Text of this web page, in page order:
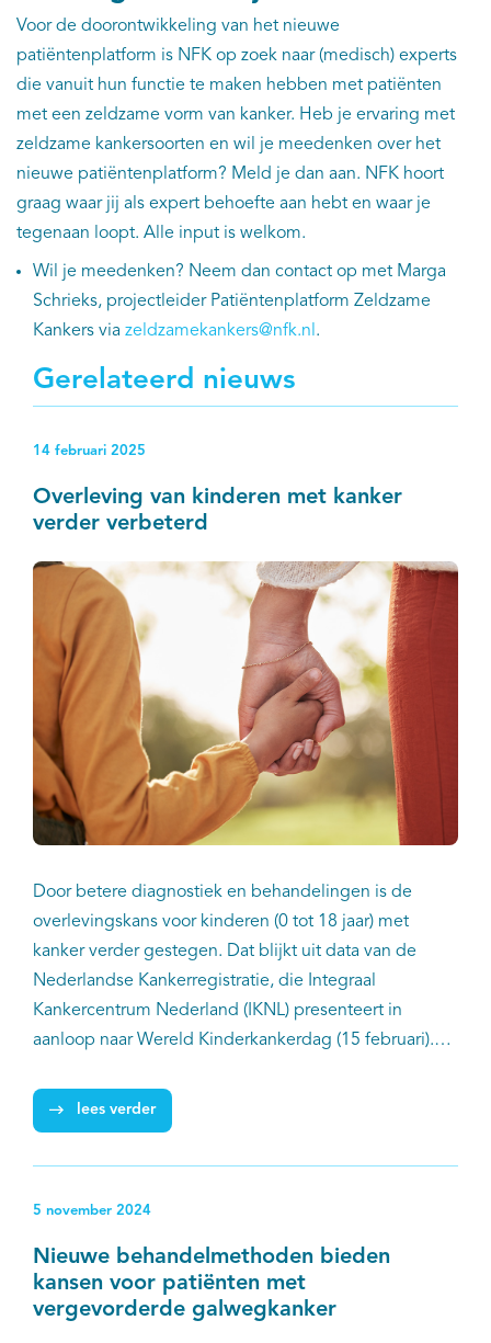
Voor de doorontwikkeling van het nieuwe
patiëntenplatform is NFK op zoek naar (medisch) experts
die vanuit hun functie te maken hebben met patiënten
met een zeldzame vorm van kanker. Heb je ervaring met
zeldzame kankersoorten en wil je meedenken over het
nieuwe patiëntenplatform? Meld je dan aan. NFK hoort
graag waar jij als expert behoefte aan hebt en waar je
tegenaan loopt. Alle input is welkom.
Wil je meedenken? Neem dan contact op met Marga
Schrieks, projectleider Patiëntenplatform Zeldzame
Kankers via zeldzamekankers@nfk.nl .
Gerelateerd nieuws
14 februari 2025
Overleving van kinderen met kanker
verder verbeterd
Door betere diagnostiek en behandelingen is de
overlevingskans voor kinderen (0 tot 18 jaar) met
kanker verder gestegen. Dat blijkt uit data van de
Nederlandse Kankerregistratie, die Integraal
Kankercentrum Nederland (IKNL) presenteert in
aanloop naar Wereld Kinderkankerdag (15 februari).
kregen, was 84 procent vijf jaar later nog in leven*. Bij
kinderen die in de periode 1990-1999 kanker kregen,
lees verder
5 november 2024
Nieuwe behandelmethoden bieden
kansen voor patiënten met
vergevorderde galwegkanker